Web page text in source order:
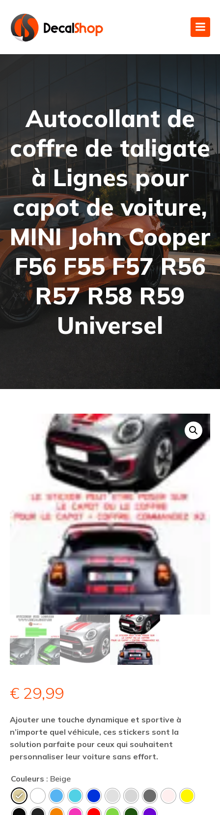
Autocollant de
coffre de taligate
à Lignes pour
capot de voiture,
MINI John Cooper
F56 F55 F57 R56
R57 R58 R59
Universel
€ 29,99
Ajouter une touche dynamique et sportive à
n’importe quel véhicule, ces stickers sont la
solution parfaite pour ceux qui souhaitent
personnaliser leur voiture sans effort.
Couleurs : Beige